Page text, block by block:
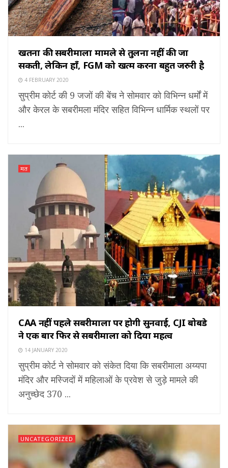
खतना की सबरीमाला मामले से तुलना नहीं की जा
सकती, लेकिन हाँ, FGM को खत्म करना बहुत जरुरी है
4 FEBRUARY 2020
सुप्रीम कोर्ट की 9 जजों की बेंच ने सोमवार को विभिन्न धर्मों में
और केरल के सबरीमला मंदिर सहित विभिन्न धार्मिक स्थलों पर
...
मत
CAA नहीं पहले सबरीमाला पर होगी सुनवाई, CJI बोबडे
ने एक बार फिर से सबरीमाला को दिया महत्व
14 JANUARY 2020
सुप्रीम कोर्ट ने सोमवार को संकेत दिया कि सबरीमाला अय्यपा
मंदिर और मस्जिदों में महिलाओं के प्रवेश से जुड़े मामले की
अनुच्छेद 370 ...
UNCATEGORIZED